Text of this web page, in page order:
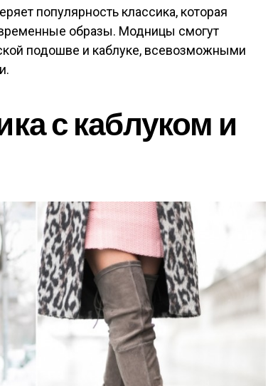
популярность классика, которая
образы. Модницы смогут
подошве и каблуке, всевозможными
с каблуком и